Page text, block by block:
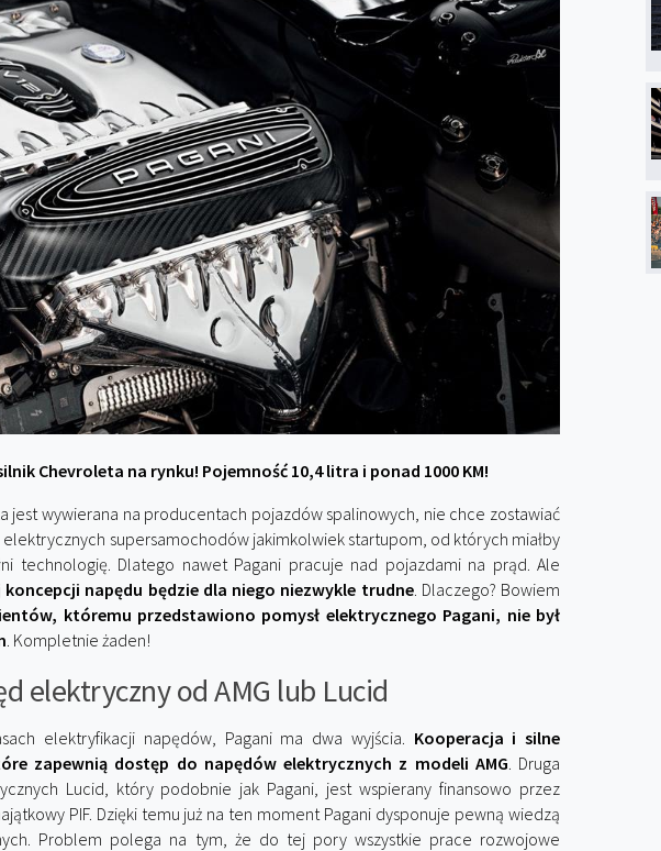
Chevroleta na rynku! Pojemność 10,4 litra i ponad 1000 KM!
jest wywierana na producentach pojazdów spalinowych, nie chce zostawiać
elektrycznych supersamochodów jakimkolwiek startupom, od których miałby
technologię. Dlatego nawet Pagani pracuje nad pojazdami na prąd. Ale
napędu będzie dla niego niezwykle trudne. Dlaczego? Bowiem
któremu przedstawiono pomysł elektrycznego Pagani, nie był
. Kompletnie żaden!
elektryczny od AMG lub Lucid
elektryfikacji napędów, Pagani ma dwa wyjścia. Kooperacja i silne
zapewnią dostęp do napędów elektrycznych z modeli AMG. Druga
Lucid, który podobnie jak Pagani, jest wspierany finansowo przez
PIF. Dzięki temu już na ten moment Pagani dysponuje pewną wiedzą
Problem polega na tym, że do tej pory wszystkie prace rozwojowe